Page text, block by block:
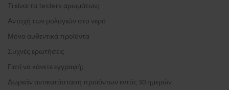
Τι είναι τα testers αρωμάτων;
Αντοχή των ρολογιών στο νερό
Μόνο αυθεντικά προϊόντα
Συχνές ερωτήσεις
Γιατί να κάνετε εγγραφή;
Δωρεάν αντικατάσταση προϊόντων εντός 30 ημερών